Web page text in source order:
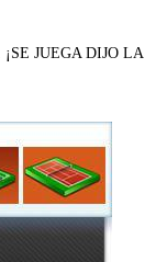
¡SE JUEGA DIJO LA